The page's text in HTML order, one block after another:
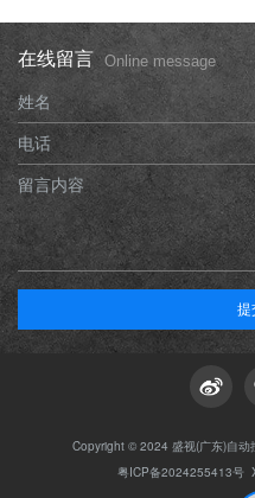
在线留言 Online message
姓名
电话
留言内容
提
Copyright © 2024 盛视(广东)自动
粤ICP备2024255413号